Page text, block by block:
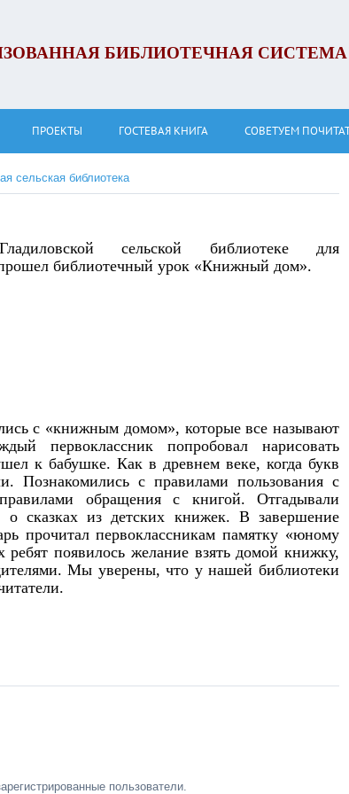
БИБЛИОТЕЧНАЯ
ПРОЕКТЫ ГОСТЕВАЯ КНИГА СОВЕТУЕМ
сельская библиотека
сельской библиотеке для
библиотечный урок «Книжный дом».
с «книжным домом», которые все называют
первоклассник попробовал нарисовать
к бабушке. Как в древнем веке, когда букв
Познакомились с правилами пользования с
обращения с книгой. Отгадывали
о сказках из детских книжек. В завершение
прочитал первоклассникам памятку «юному
ребят появилось желание взять домой книжку,
Мы уверены, что у нашей библиотеки
пользователи.